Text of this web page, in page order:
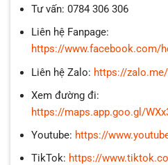
Tư vấn: 0784 306 306
Liên hệ Fanpage:
https://www.facebook.com/
Liên hệ Zalo: https://
Xem đường đi:
https://maps.app.goo.gl/
Youtube: https://
TikTok: https://